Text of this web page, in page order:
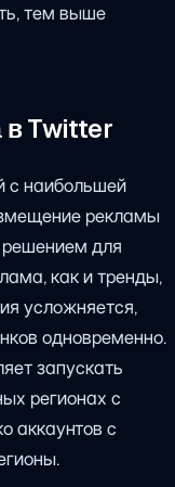
тем выше
в Twitter
с наибольшей
рекламы
для
как и тренды,
усложняется,
одновременно.
запускать
регионах с
аккаунтов с